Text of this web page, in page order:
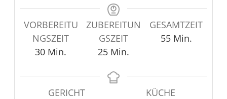
VORBEREITU
NGSZEIT
30Minuten
Min.
ZUBEREITUN
GSZEIT
25Minuten
Min.
GESAMTZEIT
55Minuten
Min.
GERICHT
KÜCHE